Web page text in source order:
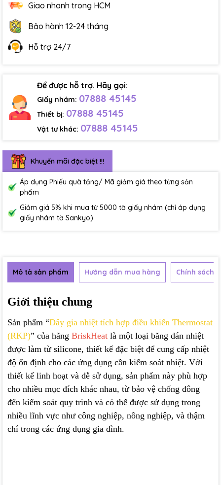
Giao nhanh trong HCM
Bảo hành 12-24 tháng
Hỗ trợ 24/7
Để được hỗ trợ. Hãy gọi:
Giấy nhám: 07888 45145
Thiết bị: 07888 45145
Vật tư khác: 07888 45145
Khuyến mãi đặc biệt !!!
Áp dụng Phiếu quà tặng/ Mã giảm giá theo từng sản
phẩm
Giảm giá 5% khi mua từ 5000 tờ giấy nhám (chỉ áp dụng
giấy nhám tờ Sankyo)
Mô tả sản phẩm Hướng dẫn mua hàng Chính sách
Giới thiệu chung
Sản phẩm “Dây gia nhiệt tích hợp điều khiển Thermostat
(RKP)” của hãng BriskHeat là một loại băng dán nhiệt
được làm từ silicone, thiết kế đặc biệt để cung cấp nhiệt
độ ổn định cho các ứng dụng cần kiểm soát nhiệt. Với
thiết kế linh hoạt và dễ sử dụng, sản phẩm này phù hợp
cho nhiều mục đích khác nhau, từ bảo vệ chống đông
đến kiểm soát quy trình và có thể được sử dụng trong
nhiều lĩnh vực như công nghiệp, nông nghiệp, và thậm
chí trong các ứng dụng gia đình.